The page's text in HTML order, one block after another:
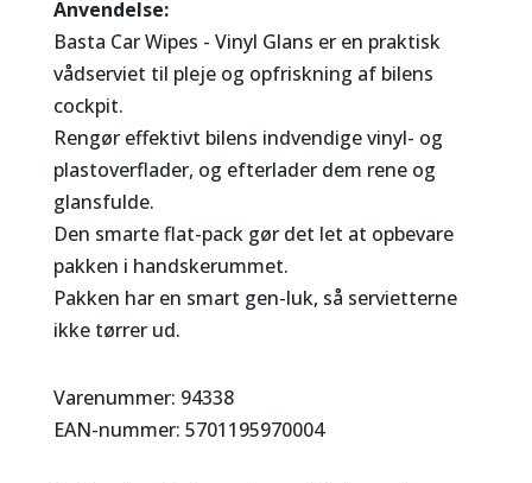
Anvendelse:
Basta Car Wipes - Vinyl Glans er en praktisk
vådserviet til pleje og opfriskning af bilens
cockpit.
Rengør effektivt bilens indvendige vinyl- og
plastoverflader, og efterlader dem rene og
glansfulde.
Den smarte flat-pack gør det let at opbevare
pakken i handskerummet.
Pakken har en smart gen-luk, så servietterne
ikke tørrer ud.
Varenummer: 94338
EAN-nummer: 5701195970004